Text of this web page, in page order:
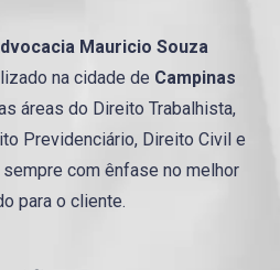
Mauricio Souza
na cidade de Campinas
áreas do Direito Trabalhista,
Previdenciário, Direito Civil e
com ênfase no melhor
para o cliente.